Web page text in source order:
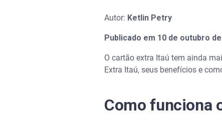
Autor: Ketlin Petry
Publicado em 10 de outubro
O cartão extra Itaú tem ainda
Extra Itaú, seus benefícios e
Como funciona